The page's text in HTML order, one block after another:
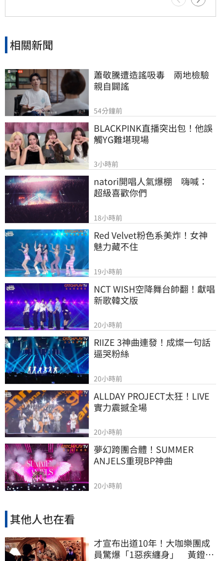
人進一步說明。
相關新聞
蕭敬騰遭造謠吸毒　兩地檢驗
親自闢謠
54分鐘前
BLACKPINK直播突出包！他誤
觸YG難堪現場
3小時前
natori開唱人氣爆棚　嗨喊：
超級喜歡你們
18小時前
Red Velvet粉色系美炸！女神
魅力藏不住
19小時前
NCT WISH空降舞台帥翻！獻唱
新歌韓文版
20小時前
RIIZE 3神曲連發！成燦一句話
逼哭粉絲
20小時前
ALLDAY PROJECT太狂！LIVE
實力震撼全場
20小時前
夢幻跨團合體！SUMMER
ANJELS重現BP神曲
20小時前
其他人也在看
才宣布出道10年！大咖樂團成
員驚爆「1惡疾纏身」 黃鐙輝